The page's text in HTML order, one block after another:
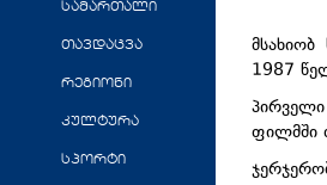
სამართალი
თავდაცვა
რეგიონი
კულტურა
სპორტი
1987
ფილმში